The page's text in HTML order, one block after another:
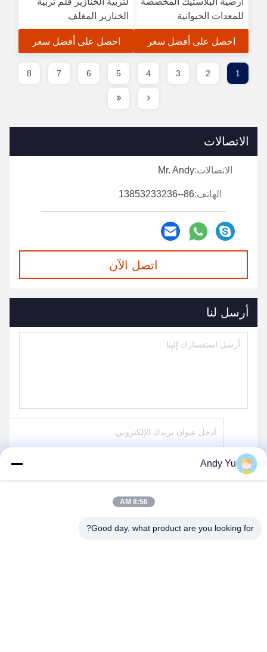
للمعدات الحيوانية
احصل على أفضل سعر
الخنازير المغلف
احصل على أفضل سعر
1
2
3
4
5
6
7
8
الاتصالات
الاتصالات:Mr. Andy
الهاتف:86--13853233236
اتصل الآن
أرسل لنا
Andy Yu
8:56 AM
Good day, what product are you looking for?